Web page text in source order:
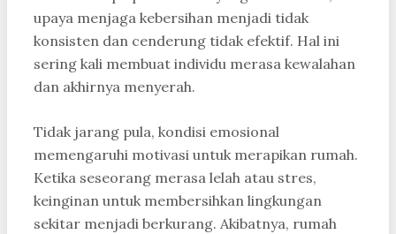
upaya menjaga kebersihan menjadi tidak
konsisten dan cenderung tidak efektif. Hal ini
sering kali membuat individu merasa kewalahan
dan akhirnya menyerah.
Tidak jarang pula, kondisi emosional
memengaruhi motivasi untuk merapikan rumah.
Ketika seseorang merasa lelah atau stres,
keinginan untuk membersihkan lingkungan
sekitar menjadi berkurang. Akibatnya, rumah